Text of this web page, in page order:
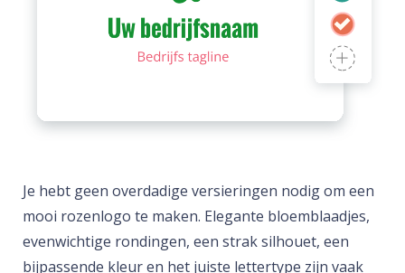
Je hebt geen overdadige versieringen nodig om een
mooi rozenlogo te maken. Elegante bloemblaadjes,
evenwichtige rondingen, een strak silhouet, een
bijpassende kleur en het juiste lettertype zijn vaak